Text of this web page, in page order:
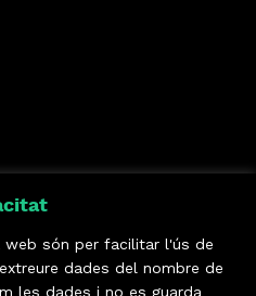
són per facilitar l'ús de
dades del nombre de
les dades i no es guarda